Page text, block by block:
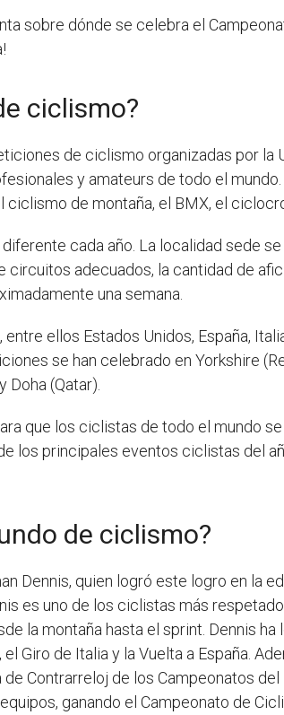
sobre dónde se celebra el
ciclismo?
de ciclismo organizadas por la
y amateurs de todo el
de montaña, el BMX, el
diferente cada año. La localidad sede
adecuados, la cantidad de
una semana.
ellos Estados Unidos, España,
se han celebrado en Yorkshire
Doha (Qatar).
que los ciclistas de todo el mundo
los principales eventos ciclistas del
de ciclismo?
Dennis, quien logró este logro en la
es uno de los ciclistas más
la montaña hasta el sprint. Dennis
Giro de Italia y la Vuelta a España.
Contrarreloj de los Campeonatos
ganando el Campeonato de